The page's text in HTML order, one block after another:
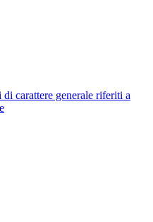
carattere generale riferiti a